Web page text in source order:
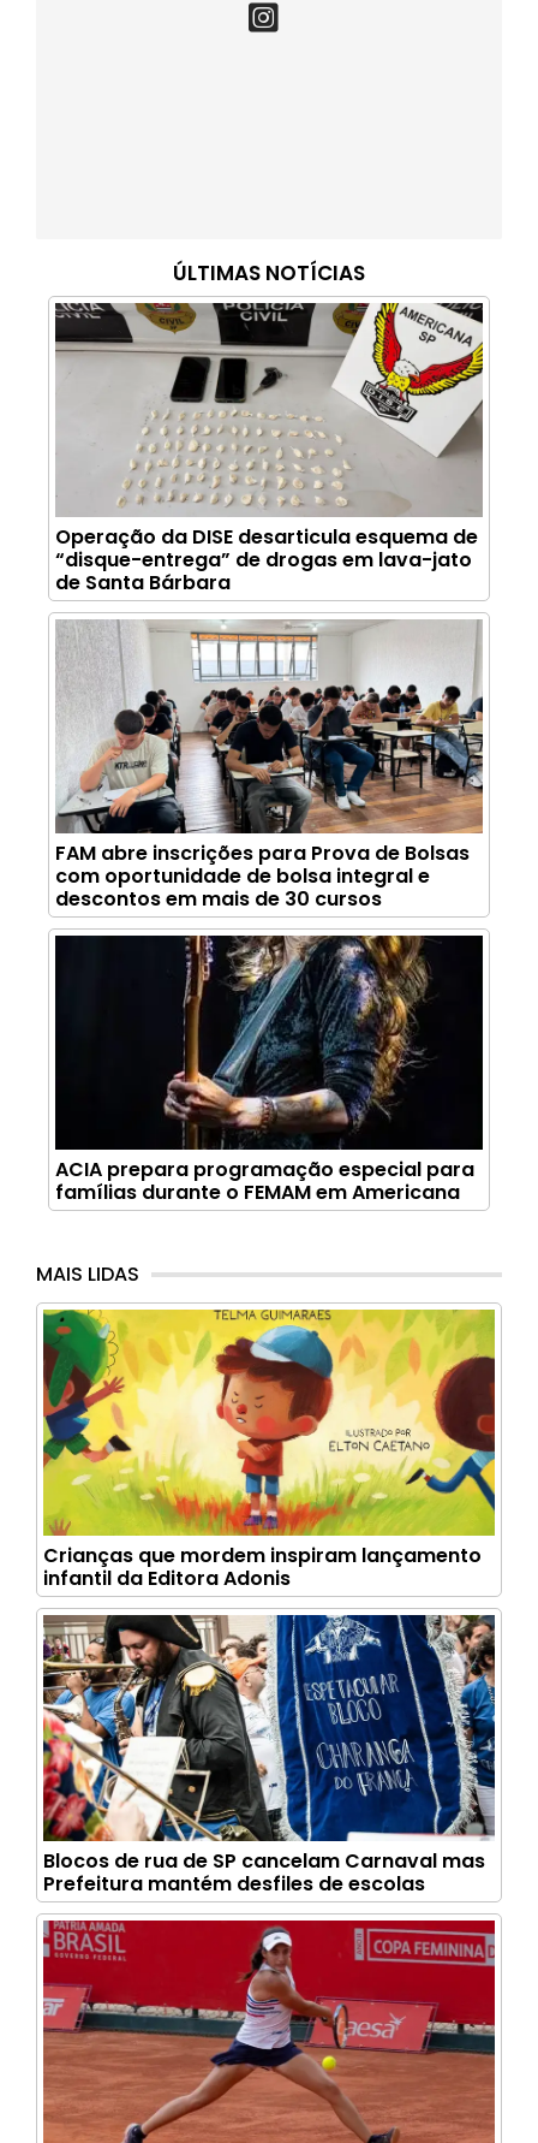
ÚLTIMAS NOTÍCIAS
Operação da DISE desarticula esquema de
“disque-entrega” de drogas em lava-jato
de Santa Bárbara
FAM abre inscrições para Prova de Bolsas
com oportunidade de bolsa integral e
descontos em mais de 30 cursos
ACIA prepara programação especial para
famílias durante o FEMAM em Americana
MAIS LIDAS
Crianças que mordem inspiram lançamento
infantil da Editora Adonis
Blocos de rua de SP cancelam Carnaval mas
Prefeitura mantém desfiles de escolas